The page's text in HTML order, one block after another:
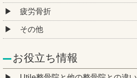
疲労骨折
その他
お役立ち情報